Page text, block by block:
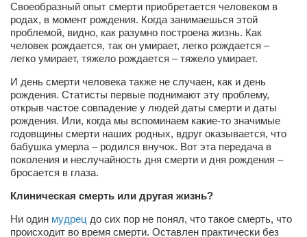
Ирина Проценко
Александр Садовский
Сергей Степанов
Анна Черненко
Марина Фенота
Гостиная
Он и Она
Конкурсы
Фестиваль. Конкурс «Колибри» 2017
Конкурс «Колибри» 2016
Своеобразный опыт смерти приобретается человеком в
родах, в момент рождения. Когда занимаешься этой
проблемой, видно, как разумно построена жизнь. Как
человек рождается, так он умирает, легко рождается –
легко умирает, тяжело рождается – тяжело умирает.
И день смерти человека также не случаен, как и день
рождения. Статисты первые поднимают эту проблему,
открыв частое совпадение у людей даты смерти и даты
рождения. Или, когда мы вспоминаем какие-то значимые
годовщины смерти наших родных, вдруг оказывается, что
бабушка умерла – родился внучок. Вот эта передача в
поколения и неслучайность дня смерти и дня рождения –
бросается в глаза.
Клиническая смерть или другая жизнь?
Ни один мудрец до сих пор не понял, что такое смерть, что
происходит во время смерти. Оставлен практически без